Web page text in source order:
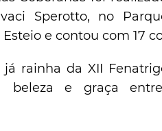
Sperotto, no
e contou com 17
já rainha da XII
beleza e graça